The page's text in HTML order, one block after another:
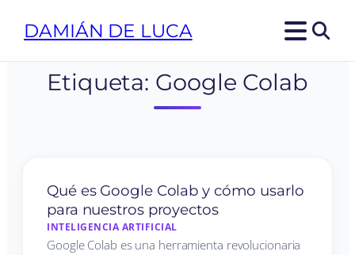
DAMIÁN DE LUCA
Etiqueta: Google Colab
Qué es Google Colab y cómo usarlo
para nuestros proyectos
INTELIGENCIA ARTIFICIAL
Google Colab es una herramienta revolucionaria